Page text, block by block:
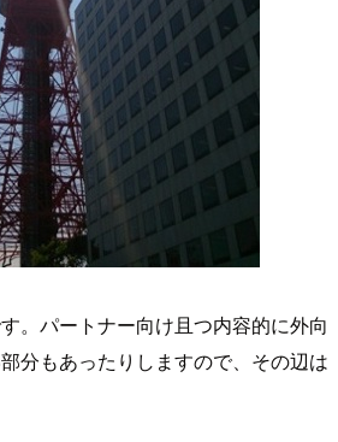
。パートナー向け且つ内容的に外向
分もあったりしますので、その辺は